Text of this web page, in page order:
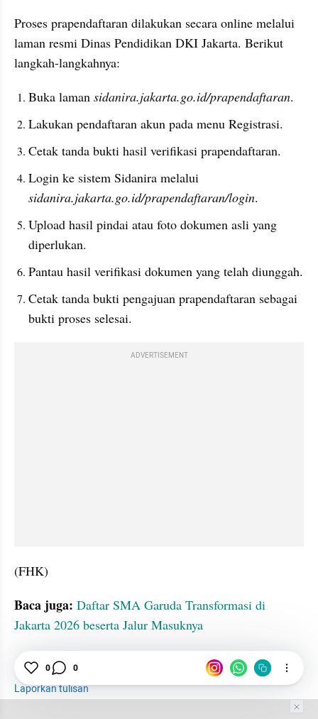
Proses prapendaftaran dilakukan secara online melalui
laman resmi Dinas Pendidikan DKI Jakarta. Berikut
langkah-langkahnya:
Buka laman sidanira.jakarta.go.id/prapendaftaran.
Lakukan pendaftaran akun pada menu Registrasi.
Cetak tanda bukti hasil verifikasi prapendaftaran.
sidanira.jakarta.go.id/prapendaftaran/login.
Upload hasil pindai atau foto dokumen asli yang
diperlukan.
Pantau hasil verifikasi dokumen yang telah diunggah.
Cetak tanda bukti pengajuan prapendaftaran sebagai
bukti proses selesai.
ADVERTISEMENT
(FHK)
Baca juga: Daftar SMA Garuda Transformasi di
Jakarta 2026 beserta Jalur Masuknya
Jakarta
damdamduridam
Laporkan tulisan
0 0